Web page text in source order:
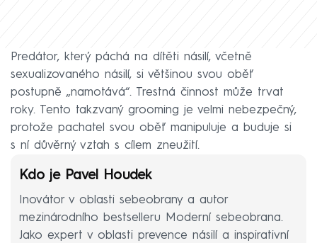
Predátor, který páchá na dítěti násilí, včetně
sexualizovaného násilí, si většinou svou oběť
postupně „namotává“. Trestná činnost může trvat
roky. Tento takzvaný grooming je velmi nebezpečný,
protože pachatel svou oběť manipuluje a buduje si
s ní důvěrný vztah s cílem zneužití.
Kdo je Pavel Houdek
Inovátor v oblasti sebeobrany a autor
mezinárodního bestselleru Moderní sebeobrana.
Jako expert v oblasti prevence násilí a inspirativní